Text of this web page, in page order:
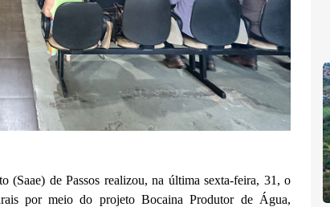
de Passos realizou, na última sexta-feira, 31, o
por meio do projeto Bocaina Produtor de Água,